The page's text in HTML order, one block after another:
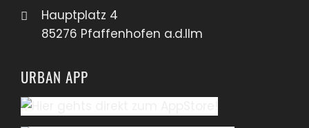
Hauptplatz 4
85276 Pfaffenhofen a.d.Ilm
URBAN APP